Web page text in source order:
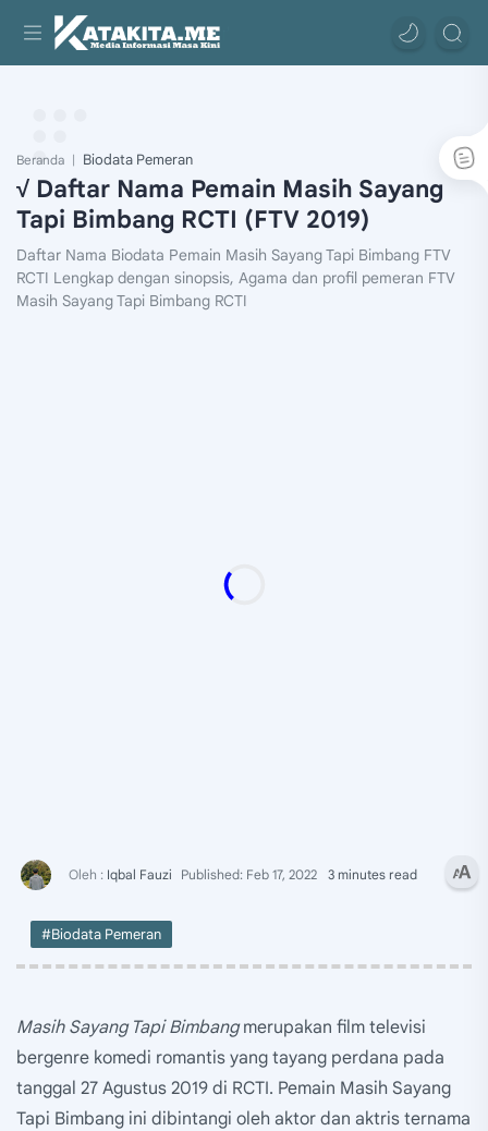
Beranda Biodata Pemeran
√ Daftar Nama Pemain Masih Sayang
Tapi Bimbang RCTI (FTV 2019)
Daftar Nama Biodata Pemain Masih Sayang Tapi Bimbang FTV
RCTI Lengkap dengan sinopsis, Agama dan profil pemeran FTV
Masih Sayang Tapi Bimbang RCTI
3 minutes read
#Biodata Pemeran
Masih Sayang Tapi Bimbangmerupakan film televisi
bergenre komedi romantis yang tayang perdana pada
tanggal 27 Agustus 2019 di RCTI. Pemain Masih Sayang
Tapi Bimbang ini dibintangi oleh aktor dan aktris ternama